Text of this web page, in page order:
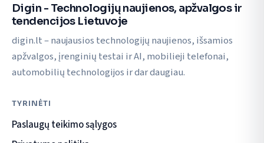
Digin - Technologijų naujienos, apžvalgos ir
tendencijos Lietuvoje
digin.lt – naujausios technologijų naujienos, išsamios
apžvalgos, įrenginių testai ir AI, mobilieji telefonai,
automobilių technologijos ir dar daugiau.
TYRINĖTI
Paslaugų teikimo sąlygos